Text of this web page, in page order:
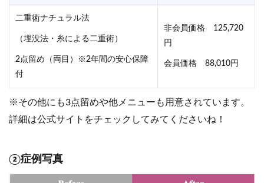
二重術ナチュラル法
（埋没法・糸による二重術）
2点留め（両目）※2年間の安心保障
付
非会員価格 125,720
円
会員価格 88,010円
※その他にも3点留めや他メニューも用意されています。
詳細は公式サイトをチェックしてみてくださいね！
②症例写真